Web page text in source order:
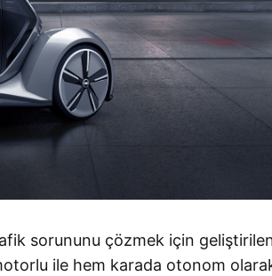
sorununu çözmek için
ile hem karada otonom